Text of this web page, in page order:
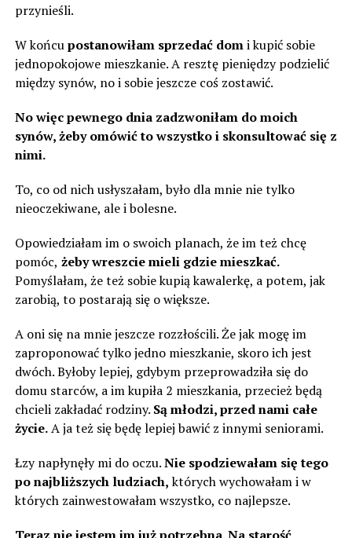
przynieśli.
W końcupostanowiłam sprzedać domi kupić sobie
jednopokojowe mieszkanie. A resztę pieniędzy podzielić
między synów, no i sobie jeszcze coś zostawić.
No więc pewnego dnia zadzwoniłam do moich
synów, żeby omówić to wszystko i skonsultować się z
nimi.
To, co od nich usłyszałam, było dla mnie nie tylko
nieoczekiwane, ale i bolesne.
Opowiedziałam im o swoich planach, że im też chcę
pomóc, żeby wreszcie mieli gdzie mieszkać.
Pomyślałam, że też sobie kupią kawalerkę, a potem, jak
zarobią, to postarają się o większe.
A oni się na mnie jeszcze rozzłościli. Że jak mogę im
zaproponować tylko jedno mieszkanie, skoro ich jest
dwóch. Byłoby lepiej, gdybym przeprowadziła się do
domu starców, a im kupiła 2 mieszkania, przecież będą
chcieli zakładać rodziny. Są młodzi, przed nami całe
życie.A ja też się będę lepiej bawić z innymi seniorami.
Łzy napłynęły mi do oczu.Nie spodziewałam się tego
po najbliższych ludziach,których wychowałam i w
których zainwestowałam wszystko, co najlepsze.